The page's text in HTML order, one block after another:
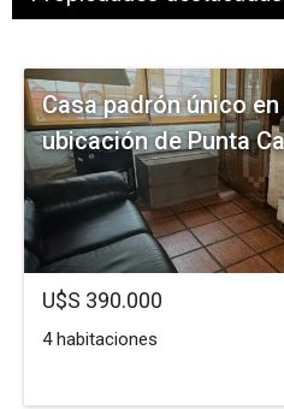
Casa padrón único
ubicación de Punta
U$S 390.000
4 habitaciones